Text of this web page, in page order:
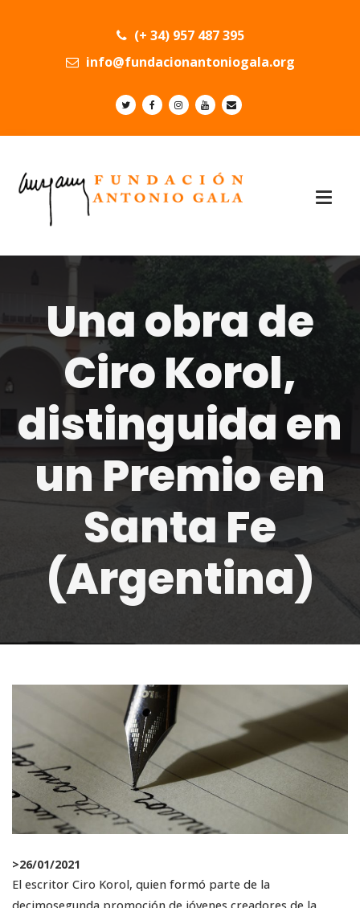
(+ 34) 957 487 395
info@fundacionantoniogala.org
Una obra de
Ciro Korol,
distinguida en
un Premio en
Santa Fe
(Argentina)
>26/01/2021
El escritor Ciro Korol, quien formó parte de la